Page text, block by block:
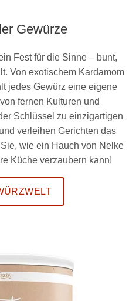
Gewürze
Fest für die Sinne – bunt,
Von exotischem Kardamom
jedes Gewürz eine eigene
fernen Kulturen und
Schlüssel zu einzigartigen
verleihen Gerichten das
wie ein Hauch von Nelke
Küche verzaubern kann!